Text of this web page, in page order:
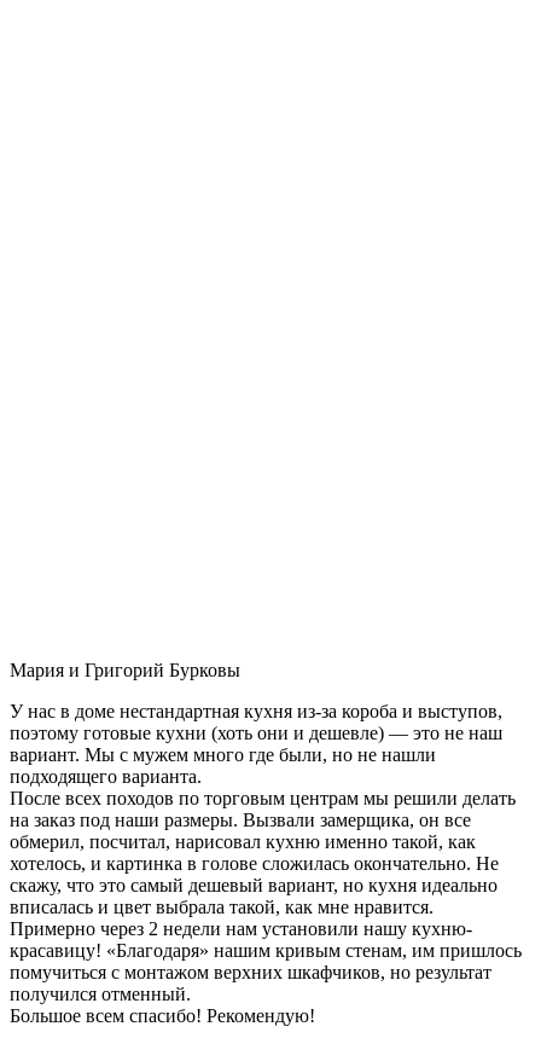
Мария и Григорий Бурковы
У нас в доме нестандартная кухня из-за короба и выступов,
поэтому готовые кухни (хоть они и дешевле) — это не наш
вариант. Мы с мужем много где были, но не нашли
подходящего варианта.
После всех походов по торговым центрам мы решили делать
на заказ под наши размеры. Вызвали замерщика, он все
обмерил, посчитал, нарисовал кухню именно такой, как
хотелось, и картинка в голове сложилась окончательно. Не
скажу, что это самый дешевый вариант, но кухня идеально
вписалась и цвет выбрала такой, как мне нравится.
Примерно через 2 недели нам установили нашу кухню-
красавицу! «Благодаря» нашим кривым стенам, им пришлось
помучиться с монтажом верхних шкафчиков, но результат
получился отменный.
Большое всем спасибо! Рекомендую!